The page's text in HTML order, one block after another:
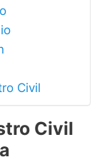
Civil
Civil